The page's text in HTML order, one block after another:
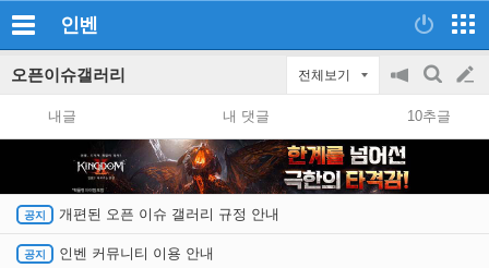
인벤
오픈이슈갤러리 전체보기
공
지
on/off
검
색
글
쓰
내글 내 댓글 10추글
개편된 오픈 이슈 갤러리 규정 안내
인벤 커뮤니티 이용 안내